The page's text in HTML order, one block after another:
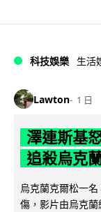
科技娛樂 生活
Lawton 1 日
澤連斯基
追殺烏克
烏克蘭克爾松一
傷，影片由烏克